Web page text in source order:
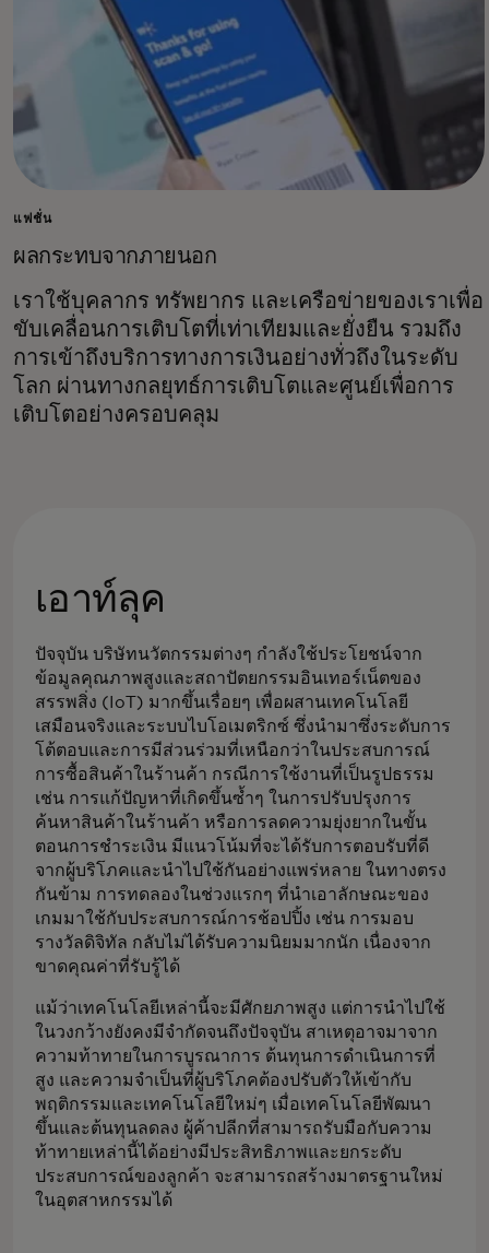
แฟชั่น
ผลกระทบจากภายนอก
เราใช้บุคลากร ทรัพยากร และเครือข่ายของเราเพื่อ
ขับเคลื่อนการเติบโตที่เท่าเทียมและยั่งยืน รวมถึง
การเข้าถึงบริการทางการเงินอย่างทั่วถึงในระดับ
โลก ผ่านทางกลยุทธ์การเติบโตและศูนย์เพื่อการ
เติบโตอย่างครอบคลุม
เอาท์ลุค
ปัจจุบัน บริษัทนวัตกรรมต่างๆ กำลังใช้ประโยชน์จาก
ข้อมูลคุณภาพสูงและสถาปัตยกรรมอินเทอร์เน็ตของ
สรรพสิ่ง (IoT) มากขึ้นเรื่อยๆ เพื่อผสานเทคโนโลยี
เสมือนจริงและระบบไบโอเมตริกซ์ ซึ่งนำมาซึ่งระดับการ
โต้ตอบและการมีส่วนร่วมที่เหนือกว่าในประสบการณ์
การซื้อสินค้าในร้านค้า กรณีการใช้งานที่เป็นรูปธรรม
เช่น การแก้ปัญหาที่เกิดขึ้นซ้ำๆ ในการปรับปรุงการ
ค้นหาสินค้าในร้านค้า หรือการลดความยุ่งยากในขั้น
ตอนการชำระเงิน มีแนวโน้มที่จะได้รับการตอบรับที่ดี
จากผู้บริโภคและนำไปใช้กันอย่างแพร่หลาย ในทางตรง
กันข้าม การทดลองในช่วงแรกๆ ที่นำเอาลักษณะของ
เกมมาใช้กับประสบการณ์การช้อปปิ้ง เช่น การมอบ
รางวัลดิจิทัล กลับไม่ได้รับความนิยมมากนัก เนื่องจาก
ขาดคุณค่าที่รับรู้ได้
แม้ว่าเทคโนโลยีเหล่านี้จะมีศักยภาพสูง แต่การนำไปใช้
ในวงกว้างยังคงมีจำกัดจนถึงปัจจุบัน สาเหตุอาจมาจาก
ความท้าทายในการบูรณาการ ต้นทุนการดำเนินการที่
สูง และความจำเป็นที่ผู้บริโภคต้องปรับตัวให้เข้ากับ
พฤติกรรมและเทคโนโลยีใหม่ๆ เมื่อเทคโนโลยีพัฒนา
ขึ้นและต้นทุนลดลง ผู้ค้าปลีกที่สามารถรับมือกับความ
ท้าทายเหล่านี้ได้อย่างมีประสิทธิภาพและยกระดับ
ประสบการณ์ของลูกค้า จะสามารถสร้างมาตรฐานใหม่
ในอุตสาหกรรมได้